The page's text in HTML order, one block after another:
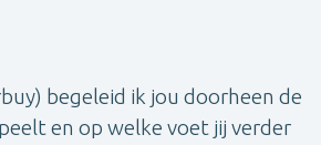
begeleid ik jou doorheen de
en op welke voet jij verder